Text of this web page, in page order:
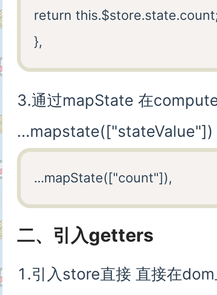
return
3.通过mapState 在
...mapstate(["stateValue"])
二、引入getters
1.引入store直接 直接在